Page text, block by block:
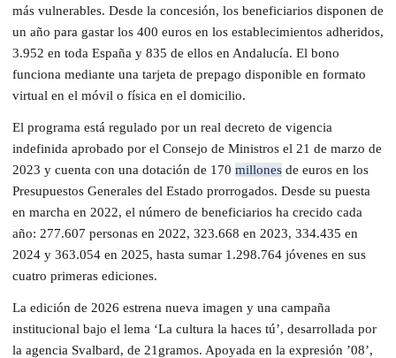
más vulnerables. Desde la concesión, los beneficiarios disponen de
un año para gastar los 400 euros en los establecimientos adheridos,
3.952 en toda España y 835 de ellos en Andalucía. El bono
funciona mediante una tarjeta de prepago disponible en formato
virtual en el móvil o física en el domicilio.
El programa está regulado por un real decreto de vigencia
indefinida aprobado por el Consejo de Ministros el 21 de marzo de
2023 y cuenta con una dotación de 170 millones de euros en los
Presupuestos Generales del Estado prorrogados. Desde su puesta
en marcha en 2022, el número de beneficiarios ha crecido cada
año: 277.607 personas en 2022, 323.668 en 2023, 334.435 en
2024 y 363.054 en 2025, hasta sumar 1.298.764 jóvenes en sus
cuatro primeras ediciones.
La edición de 2026 estrena nueva imagen y una campaña
institucional bajo el lema ‘La cultura la haces tú’, desarrollada por
la agencia Svalbard, de 21gramos. Apoyada en la expresión ’08’,